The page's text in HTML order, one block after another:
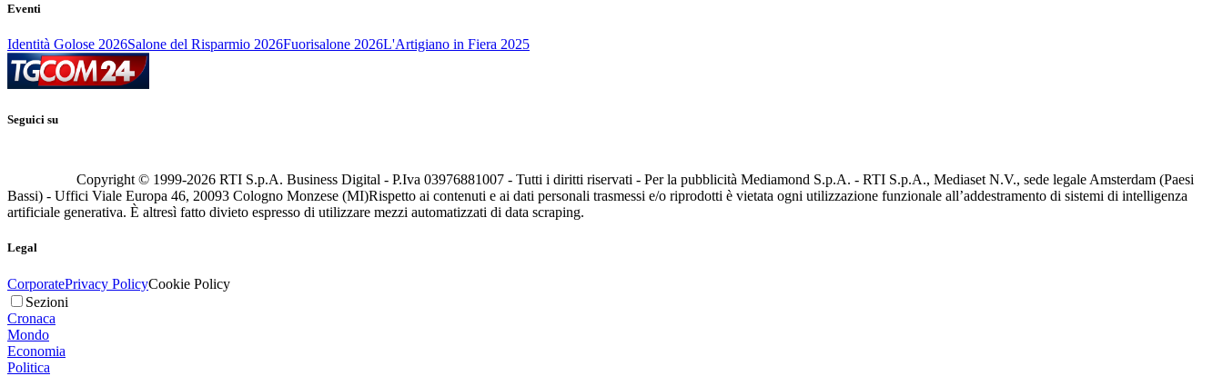
Eventi
Identità Golose 2026Salone del Risparmio 2026Fuorisalone 2026L'Artigiano in Fiera 2025
Seguici su
Copyright © 1999-2026 RTI S.p.A. Business Digital - P.Iva 03976881007 - Tutti i diritti riservati - Per la pubblicità Mediamond S.p.A. - RTI S.p.A., Mediaset N.V., sede legale Amsterdam (Paesi
Bassi) - Uffici Viale Europa 46, 20093 Cologno Monzese (MI)Rispetto ai contenuti e ai dati personali trasmessi e/o riprodotti è vietata ogni utilizzazione funzionale all’addestramento di sistemi di intelligenza
artificiale generativa. È altresì fatto divieto espresso di utilizzare mezzi automatizzati di data scraping.
Legal
CorporatePrivacy PolicyCookie Policy
Sezioni
Cronaca
Mondo
Economia
Politica